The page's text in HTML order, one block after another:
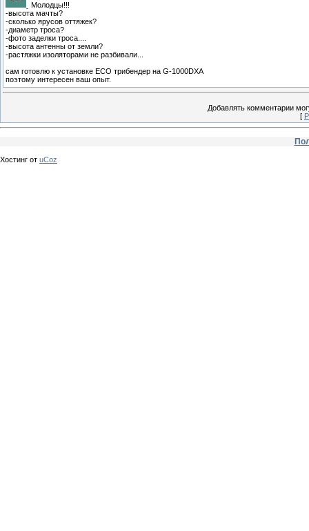
Молодцы!!!
-высота мачты?
-сколько ярусов оттяжек?
-диаметр троса?
-фото заделки троса....
-высота антенны от земли?
-растяжки изоляторами не разбивали...
сам готовлю к установке ECO трибендер на G-1000DXA
поэтому интересен ваш опыт.
Добавлять комментарии
[
Хостинг от uCoz